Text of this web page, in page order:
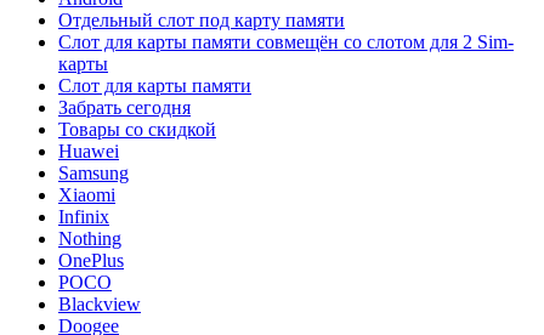
Отдельный слот под карту памяти
Слот для карты памяти совмещён со слотом для 2 Sim-
карты
Слот для карты памяти
Забрать сегодня
Товары со скидкой
Huawei
Samsung
Xiaomi
Infinix
Nothing
OnePlus
POCO
Blackview
Doogee